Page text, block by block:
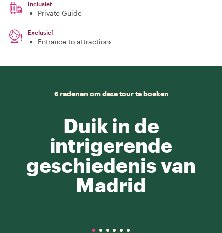
Inclusief
Private Guide
Exclusief
Entrance to attractions
6 redenen om deze tour te boeken
Duik in de
intrigerende
geschiedenis van
Madrid